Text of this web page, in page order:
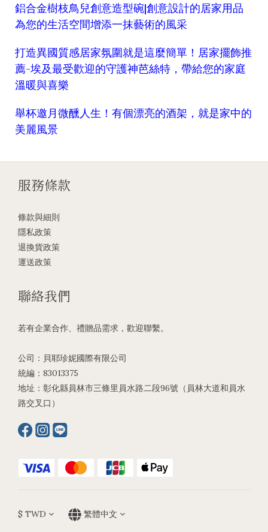
鋁合金樹枝鳥兒創意造型碗|創意設計的居家用品
為您的生活空間增添一抹藝術的風采
打造異國質感居家氛圍就是這麼簡單！居家擺飾推
薦-埃及最受歡迎的守護神芭絲特，帶給您的家庭
溫暖與喜樂
舉杯邀月微醺人生！有個漂亮的酒架，就是家中的
美麗風景
服務條款
條款與細則
隱私政策
退換貨政策
運送政策
聯絡我們
若有企業合作、禮贈品需求，歡迎聯繫。
公司：貝耶珍妮國際有限公司
統編：83013375
地址：彰化縣員林市三條里員水路二段96號（員林大道和員水
路交叉口）
$ TWD 繁體中文